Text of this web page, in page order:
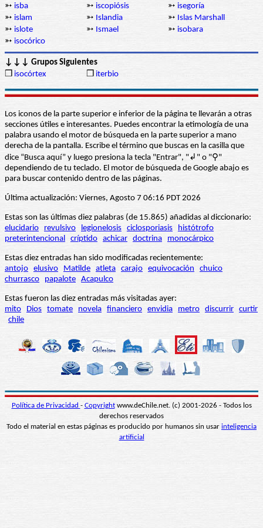
➳ isba ➳ iscopiósis ➳ isegoría
➳ islam ➳ Islandia ➳ Islas Marshall
➳ islote ➳ Ismael ➳ isobara
➳ isocórico
↓↓↓ Grupos Siguientes
❒ isocórtex ❒ iterbio
Los iconos de la parte superior e inferior de la página te llevarán a otras
secciones útiles e interesantes. Puedes encontrar la etimología de una
palabra usando el motor de búsqueda en la parte superior a mano
derecha de la pantalla. Escribe el término que buscas en la casilla que
dice “Busca aquí” y luego presiona la tecla "Entrar", "↲" o "⚲"
dependiendo de tu teclado. El motor de búsqueda de Google abajo es
para buscar contenido dentro de las páginas.
Última actualización: Viernes, Agosto 7 06:16 PDT 2026
Estas son las últimas diez palabras (de 15.865) añadidas al diccionario:
elucidario
revulsivo legionelosis ciclosporiasis
histótrofo
preterintencional críptido achicar doctrina monocárpico
Estas diez entradas han sido modificadas recientemente:
antojo elusivo Matilde atleta carajo equivocación
chuico
churrasco
papalote Acapulco
Estas fueron las diez entradas más visitadas ayer:
mito
Dios tomate novela financiero envidia metro discurrir curtir
chile
Política de Privacidad - Copyrightwww.deChile.net. (c) 2001-2026 - Todos los
derechos reservados
Todo el material en estas páginas es producido por humanos sin usar inteligencia
artificial